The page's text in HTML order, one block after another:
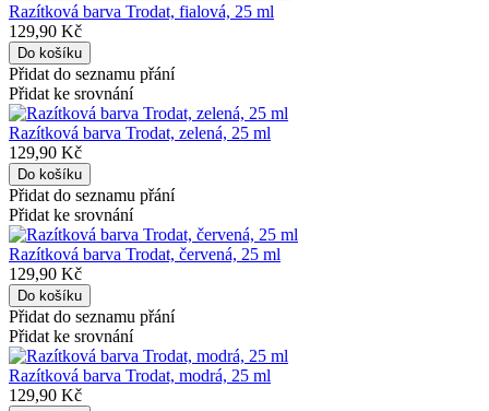
Razítková barva Trodat, fialová, 25 ml
129,90 Kč
Přidat do seznamu přání
Přidat ke srovnání
Razítková barva Trodat, zelená, 25 ml
129,90 Kč
Přidat do seznamu přání
Přidat ke srovnání
Razítková barva Trodat, červená, 25 ml
129,90 Kč
Přidat do seznamu přání
Přidat ke srovnání
Razítková barva Trodat, modrá, 25 ml
129,90 Kč